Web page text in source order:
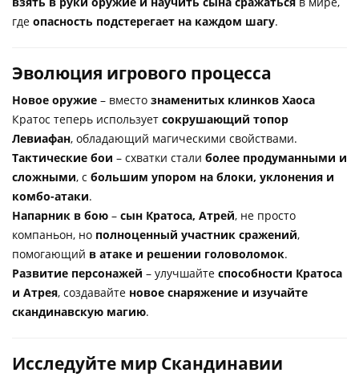
где опасность подстерегает на каждом шагу.
Эволюция игрового процесса
Новое оружие – вместо знаменитых клинков Хаоса
Кратос теперь использует сокрушающий топор
Левиафан, обладающий магическими свойствами.
Тактические бои – схватки стали более продуманными и
сложными, с большим упором на блоки, уклонения и
комбо-атаки.
Напарник в бою – сын Кратоса, Атрей, не просто
компаньон, но полноценный участник сражений,
помогающий в атаке и решении головоломок.
Развитие персонажей – улучшайте способности Кратоса
и Атрея, создавайте новое снаряжение и изучайте
скандинавскую магию.
Исследуйте мир Скандинавии